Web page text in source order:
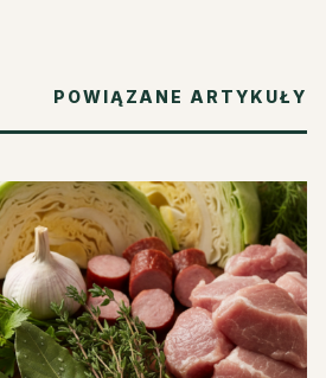
POWIĄZANE ARTYKUŁY